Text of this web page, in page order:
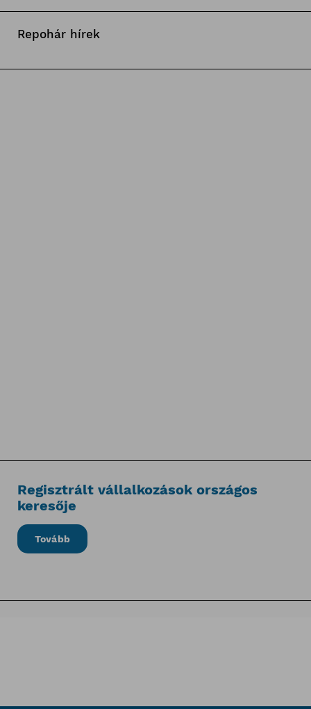
Repohár hírek
Regisztrált vállalkozások országos
keresője
Tovább